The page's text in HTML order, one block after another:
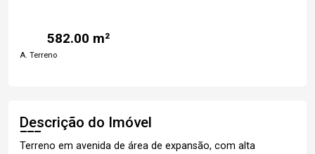
582.00 m²
A. Terreno
Descrição do Imóvel
Terreno em avenida de área de expansão, com alta